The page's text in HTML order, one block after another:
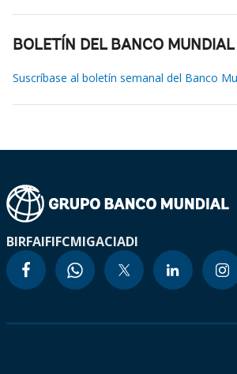
BOLETÍN DEL BANCO MUNDIAL
Suscríbase al boletín semanal del Banco
BIRFAIFIFCMIGACIADI